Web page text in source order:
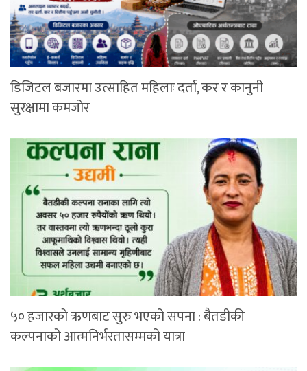
डिजिटल बजारमा उत्साहित महिलाः दर्ता, कर र कानुनी
सुरक्षामा कमजोर
५० हजारको ऋणबाट सुरु भएको सपना : बैतडीकी
कल्पनाको आत्मनिर्भरतासम्मको यात्रा